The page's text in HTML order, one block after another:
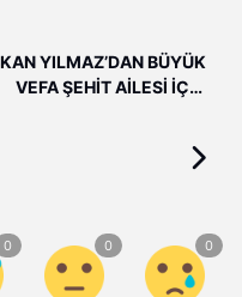
YILMAZ’DAN BÜYÜK
VEFA ŞEHİT AİLESİ İÇİN